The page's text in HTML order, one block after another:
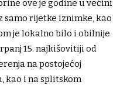
ove je godine u većini
samo rijetke iznimke, kao
je lokalno bilo i obilnije
15. najkišovitiji od
na postojećoj
kao i na splitskom